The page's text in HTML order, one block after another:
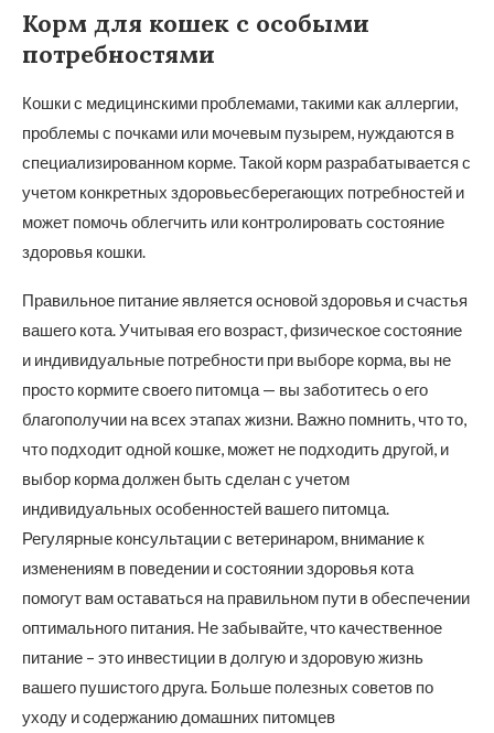
Корм для кошек с особыми
потребностями
Кошки с медицинскими проблемами, такими как аллергии,
проблемы с почками или мочевым пузырем, нуждаются в
специализированном корме. Такой корм разрабатывается с
учетом конкретных здоровьесберегающих потребностей и
может помочь облегчить или контролировать состояние
здоровья кошки.
Правильное питание является основой здоровья и счастья
вашего кота. Учитывая его возраст, физическое состояние
и индивидуальные потребности при выборе корма, вы не
просто кормите своего питомца — вы заботитесь о его
благополучии на всех этапах жизни. Важно помнить, что то,
что подходит одной кошке, может не подходить другой, и
выбор корма должен быть сделан с учетом
индивидуальных особенностей вашего питомца.
Регулярные консультации с ветеринаром, внимание к
изменениям в поведении и состоянии здоровья кота
помогут вам оставаться на правильном пути в обеспечении
оптимального питания. Не забывайте, что качественное
питание – это инвестиции в долгую и здоровую жизнь
вашего пушистого друга. Больше полезных советов по
уходу и содержанию домашних питомцев